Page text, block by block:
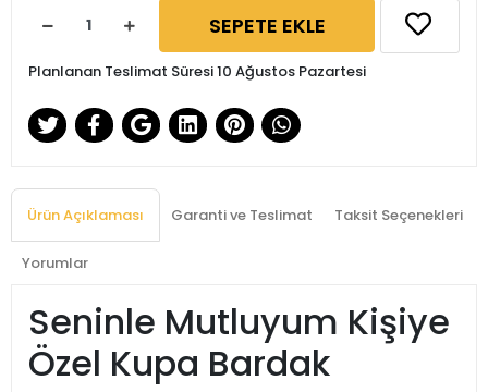
SEPETE EKLE
Planlanan Teslimat Süresi 10 Ağustos Pazartesi
Ürün Açıklaması Garanti ve Teslimat Taksit Seçenekleri
Yorumlar
Seninle Mutluyum Kişiye
Özel Kupa Bardak